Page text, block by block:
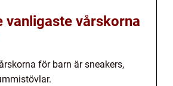
vanligaste vårskorna
för barn är sneakers,